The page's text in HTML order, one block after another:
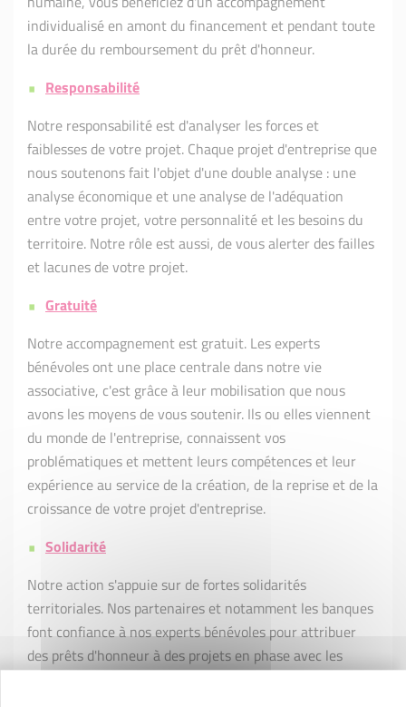
individualisé en amont du financement et pendant toute
la durée du remboursement du prêt d'honneur.
Responsabilité
Notre responsabilité est d'analyser les forces et
faiblesses de votre projet. Chaque projet d'entreprise que
nous soutenons fait l'objet d'une double analyse : une
analyse économique et une analyse de l'adéquation
entre votre projet, votre personnalité et les besoins du
territoire. Notre rôle est aussi, de vous alerter des failles
et lacunes de votre projet.
Gratuité
Notre accompagnement est gratuit. Les experts
bénévoles ont une place centrale dans notre vie
associative, c'est grâce à leur mobilisation que nous
avons les moyens de vous soutenir. Ils ou elles viennent
du monde de l'entreprise, connaissent vos
problématiques et mettent leurs compétences et leur
expérience au service de la création, de la reprise et de la
croissance de votre projet d'entreprise.
Solidarité
Notre action s'appuie sur de fortes solidarités
territoriales. Nos partenaires et notamment les banques
font confiance à nos experts bénévoles pour attribuer
des prêts d'honneur à des projets en phase avec les